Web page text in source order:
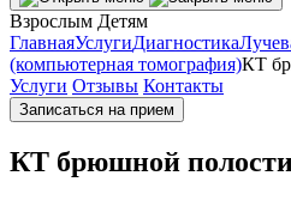
Взрослым Детям
ГлавнаяУслугиДиагностика
(компьютерная томография)КТ
Услуги Отзывы Контакты
Записаться на прием
КТ брюшной